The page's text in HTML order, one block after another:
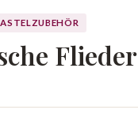
Flieder